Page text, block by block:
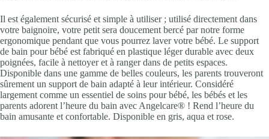
Il est également sécurisé et simple à utiliser ; utilisé directement dans
votre baignoire, votre petit sera doucement bercé par notre forme
ergonomique pendant que vous pourrez laver votre bébé. Le support
de bain pour bébé est fabriqué en plastique léger durable avec deux
poignées, facile à nettoyer et à ranger dans de petits espaces.
Disponible dans une gamme de belles couleurs, les parents trouveront
sûrement un support de bain adapté à leur intérieur. Considéré
largement comme un essentiel de soins pour bébé, les bébés et les
parents adorent l’heure du bain avec Angelcare® ! Rend l’heure du
bain amusante et confortable. Disponible en gris, aqua et rose.